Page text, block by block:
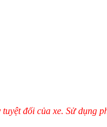
đối của xe. Sử dụng